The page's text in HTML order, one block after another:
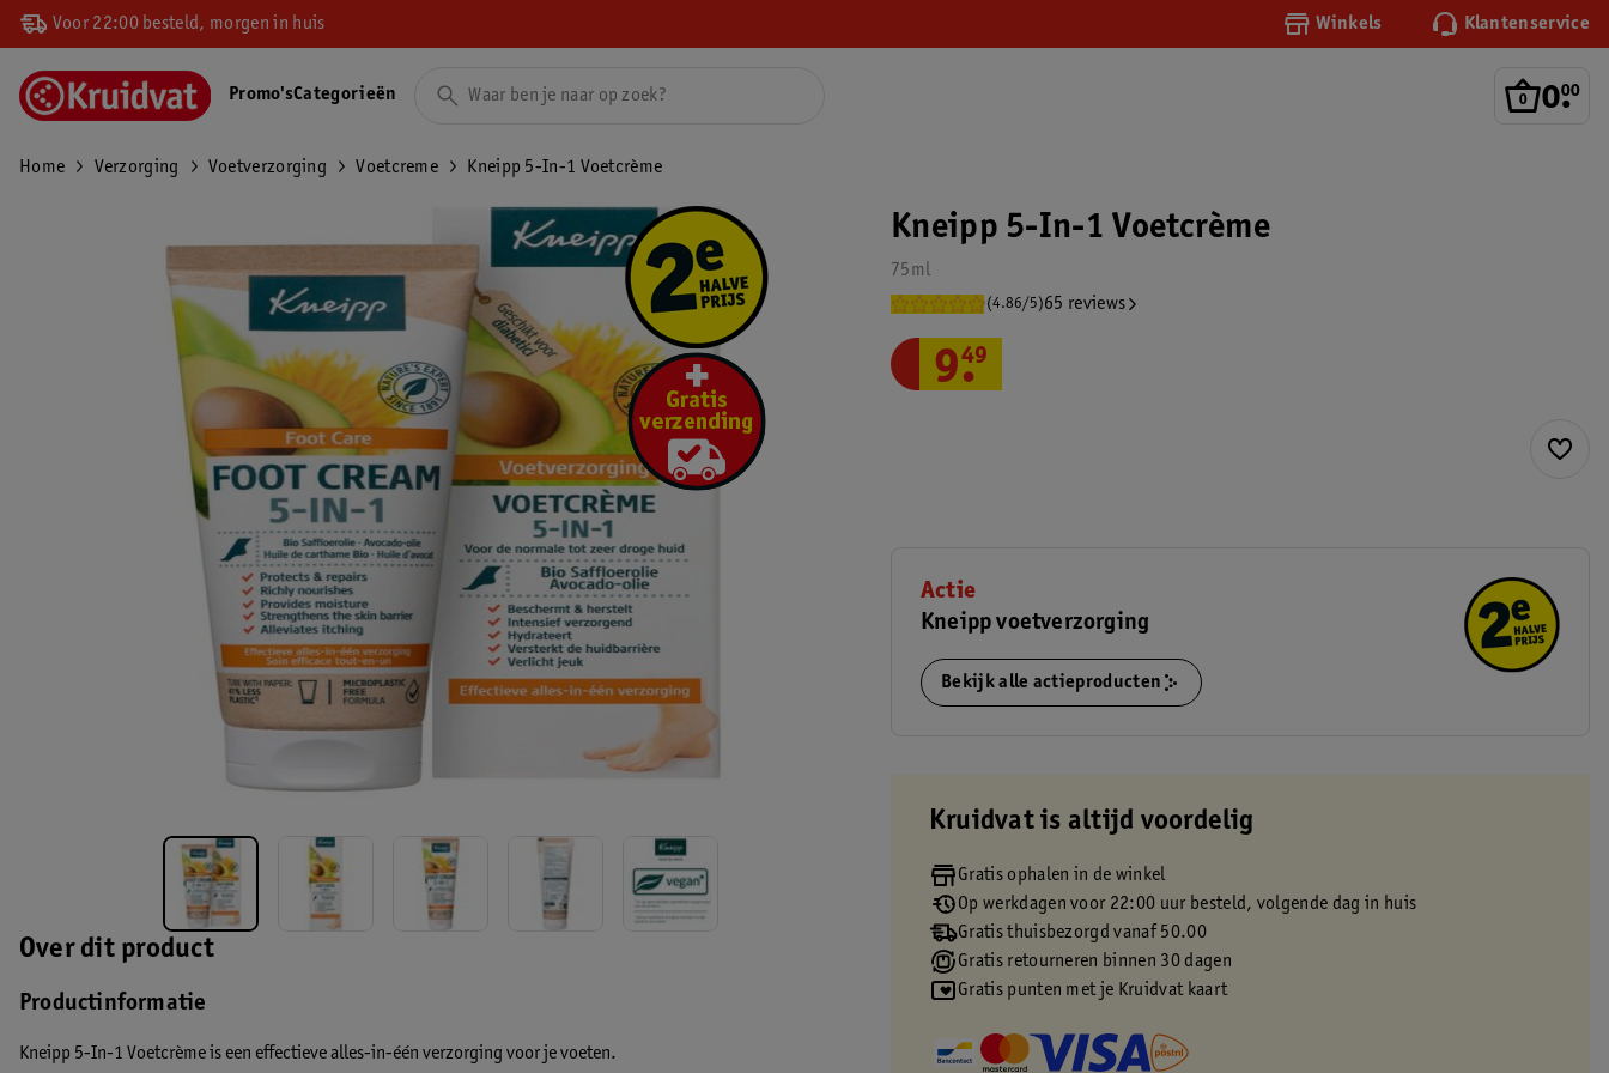
Voor 22:00 besteld, morgen in huis Winkels Klantenservice
0.
00
Promo'sCategorieën
Home Verzorging Voetverzorging Voetcreme Kneipp 5-In-1 Voetcrème
Over dit product
Productinformatie
Kneipp 5-In-1 Voetcrème is een effectieve alles-in-één verzorging voor je voeten.
Kneipp 5-In-1 Voetcrème
75ml
(4.86/5)65 reviews
9.
49
Actie
Kneipp voetverzorging
Bekijk alle actieproducten
Kruidvat is altijd voordelig
Gratis ophalen in de winkel
Op werkdagen voor 22:00 uur besteld, volgende dag in huis
Gratis thuisbezorgd vanaf 50.00
Gratis retourneren binnen 30 dagen
Gratis punten met je Kruidvat kaart